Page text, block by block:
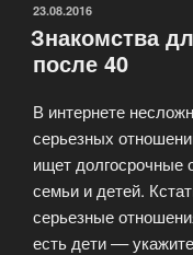
тех
40»
ОПУБЛИКОВАНО
23.08.2016
Знакомства
после 40
В интернете
серьезных
ищет долгосрочные
семьи и детей.
серьезные
есть дети ––